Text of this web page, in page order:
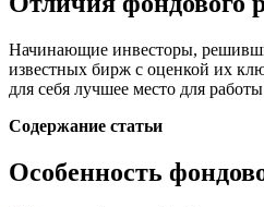
Начинающие инвесторы,
известных бирж с оценкой их
для себя лучшее место для
Содержание статьи
Особенность